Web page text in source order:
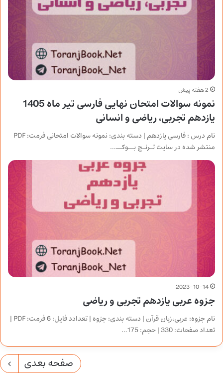
2 هفته پیش
نمونه سوالات امتحان نهایی فارسی تیر ماه 1405
یازدهم تجربی، ریاضی و انسانی
منتشر شده در سایت تـرنـج بــوکــ…
2023-10-14
جزوه عربی یازدهم تجربی و ریاضی
نام جزوه: عربی،زبان قرآن | دسته بندی: جزوه | تعدادد فایل: 6 فرمت: PDF |
تعداد صفحات: 330 | حجم: 175…
صفحه بعدی